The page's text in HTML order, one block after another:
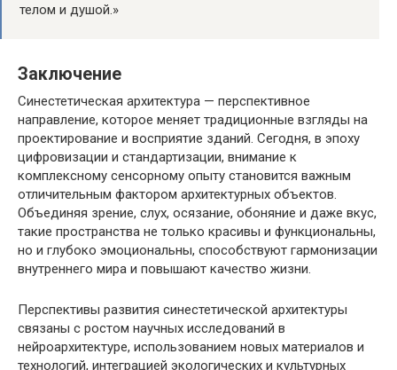
телом и душой.»
Заключение
Синестетическая архитектура — перспективное
направление, которое меняет традиционные взгляды на
проектирование и восприятие зданий. Сегодня, в эпоху
цифровизации и стандартизации, внимание к
комплексному сенсорному опыту становится важным
отличительным фактором архитектурных объектов.
Объединяя зрение, слух, осязание, обоняние и даже вкус,
такие пространства не только красивы и функциональны,
но и глубоко эмоциональны, способствуют гармонизации
внутреннего мира и повышают качество жизни.
Перспективы развития синестетической архитектуры
связаны с ростом научных исследований в
нейроархитектуре, использованием новых материалов и
технологий, интеграцией экологических и культурных